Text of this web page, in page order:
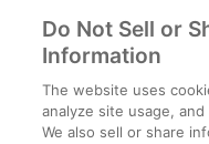
板橋区高島平９-１-１
このページの店舗から 2.3 km
西川口駅 JR京浜東北線
川口市並木町２丁目
Do Not Sell or
Information
The website uses
analyze site usage,
We also sell or share